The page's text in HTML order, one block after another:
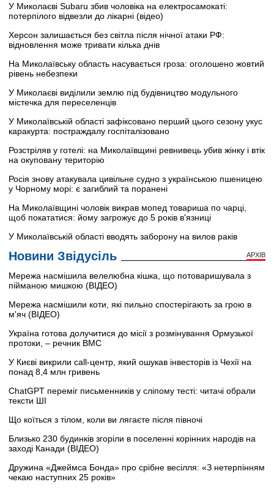
У Миколаєві Subaru збив чоловіка на електросамокаті:
потерпілого відвезли до лікарні (відео)
Херсон залишається без світла після нічної атаки РФ:
відновлення може тривати кілька днів
На Миколаївську область насувається гроза: оголошено жовтий
рівень небезпеки
У Миколаєві виділили землю під будівництво модульного
містечка для переселенців
У Миколаївській області зафіксовано перший цього сезону укус
каракурта: постраждалу госпіталізовано
Розстріляв у готелі: на Миколаївщині ревнивець убив жінку і втік
на окуповану територію
Росія знову атакувала цивільне судно з українською пшеницею
у Чорному морі: є загиблий та поранені
На Миколаївщині чоловік викрав мопед товариша по чарці,
щоб покататися: йому загрожує до 5 років в'язниці
У Миколаївській області вводять заборону на вилов раків
Новини Звідусіль АРХІВ
Мережа насмішила велелюбна кішка, що потоваришувала з
пійманою мишкою (ВІДЕО)
Мережа насмішили коти, які пильно спостерігають за грою в
м'яч (ВІДЕО)
Україна готова долучитися до місії з розмінування Ормузької
протоки, – речник ВМС
У Києві викрили call-центр, який ошукав інвесторів із Чехії на
понад 8,4 млн гривень
ChatGPT переміг письменників у сліпому тесті: читачі обрали
тексти ШІ
Що коїться з тілом, коли ви лягаєте після півночі
Близько 230 будинків згоріли в поселенні корінних народів на
заході Канади (ВІДЕО)
Дружина «Джеймса Бонда» про срібне весілля: «З нетерпінням
чекаю наступних 25 років»